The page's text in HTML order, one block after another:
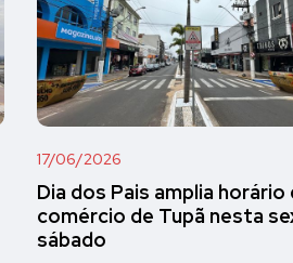
17/06/2026
Dia dos Pais amplia horário
comércio de Tupã nesta
sábado